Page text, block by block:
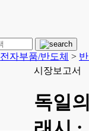
전자부품/반도체 >
시장보고서
독일